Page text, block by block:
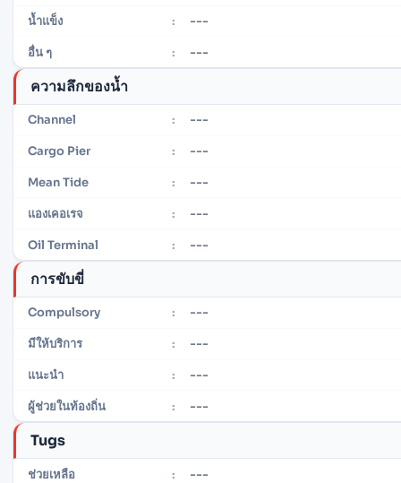
น้ำแข็ง : ---
อื่น ๆ : ---
ความลึกของน้ำ
Channel : ---
Cargo Pier : ---
Mean Tide : ---
แองเคอเรจ : ---
Oil Terminal : ---
การขับขี่
Compulsory : ---
มีให้บริการ : ---
แนะนำ : ---
ผู้ช่วยในท้องถิ่น : ---
Tugs
ช่วยเหลือ : ---